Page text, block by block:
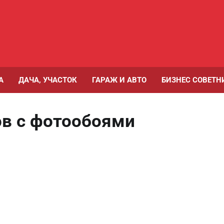
ДАЧА, УЧАСТОК ГАРАЖ И АВТО БИЗНЕС
с фотообоями